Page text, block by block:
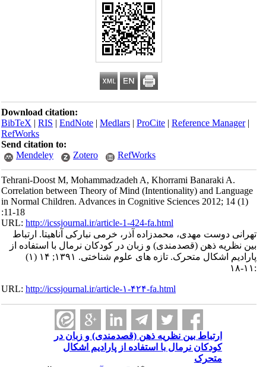
Download citation:
BibTeX|RIS|EndNote|Medlars|ProCite|Reference Manager
RefWorks
Send citation to:
Mendeley
Zotero RefWorks
Tehrani-Doost M, Mohammadzadeh A, Khorrami Banaraki A.
Correlation between Theory of Mind (Intentionality) and Language
in Normal Children. Advances in Cognitive Sciences 2012; 14 (1)
:11-18
URL:http://icssjournal.ir/article-1-424-fa.html
تهرانی دوست مهدی، محمدزاده آذر، خرمی نبارکی آناهیتا. ارتباط
بین نظریه ذهن (قصدمندی) و زبان در کودکان نرمال با استفاده از
پارادیم اشکال متحرک. تازه های علوم شناختی. ۱۳۹۱; ۱۴ (۱)
URL:http://icssjournal.ir/article-۱-۴۲۴-fa.html
ارتباط بین نظریه ذهن (قصدمندی) و زبان در
کودکان نرمال با استفاده از پارادیم اشکال
متحرک